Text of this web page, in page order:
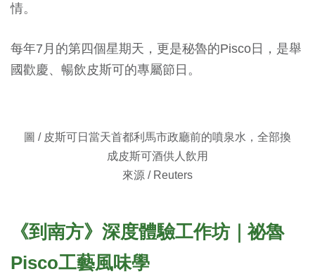
情。
每年7月的第四個星期天，更是秘魯的Pisco日，是舉
國歡慶、暢飲皮斯可的專屬節日。
圖 / 皮斯可日當天首都利馬市政廳前的噴泉水，全部換
成皮斯可酒供人飲用
來源 / Reuters
《到南方》深度體驗工作坊｜祕魯
Pisco工藝風味學